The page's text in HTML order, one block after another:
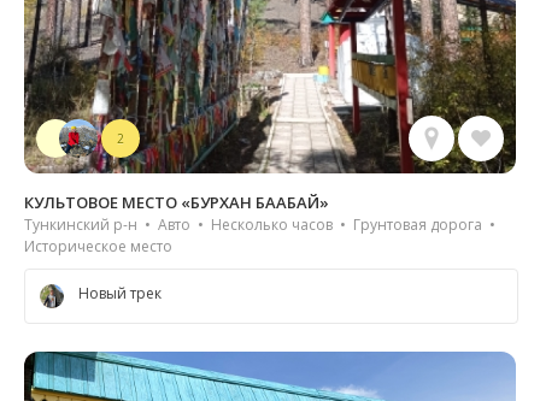
2
КУЛЬТОВОЕ МЕСТО «БУРХАН БААБАЙ»
Тункинский р-н • Авто • Несколько часов • Грунтовая дорога •
Историческое место
Новый трек